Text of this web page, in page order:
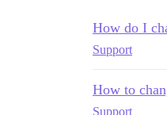
How do I
Support
How to
Support